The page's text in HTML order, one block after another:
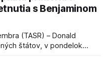
s Benjaminom
(TASR) – Donald
štátov, v pondelok